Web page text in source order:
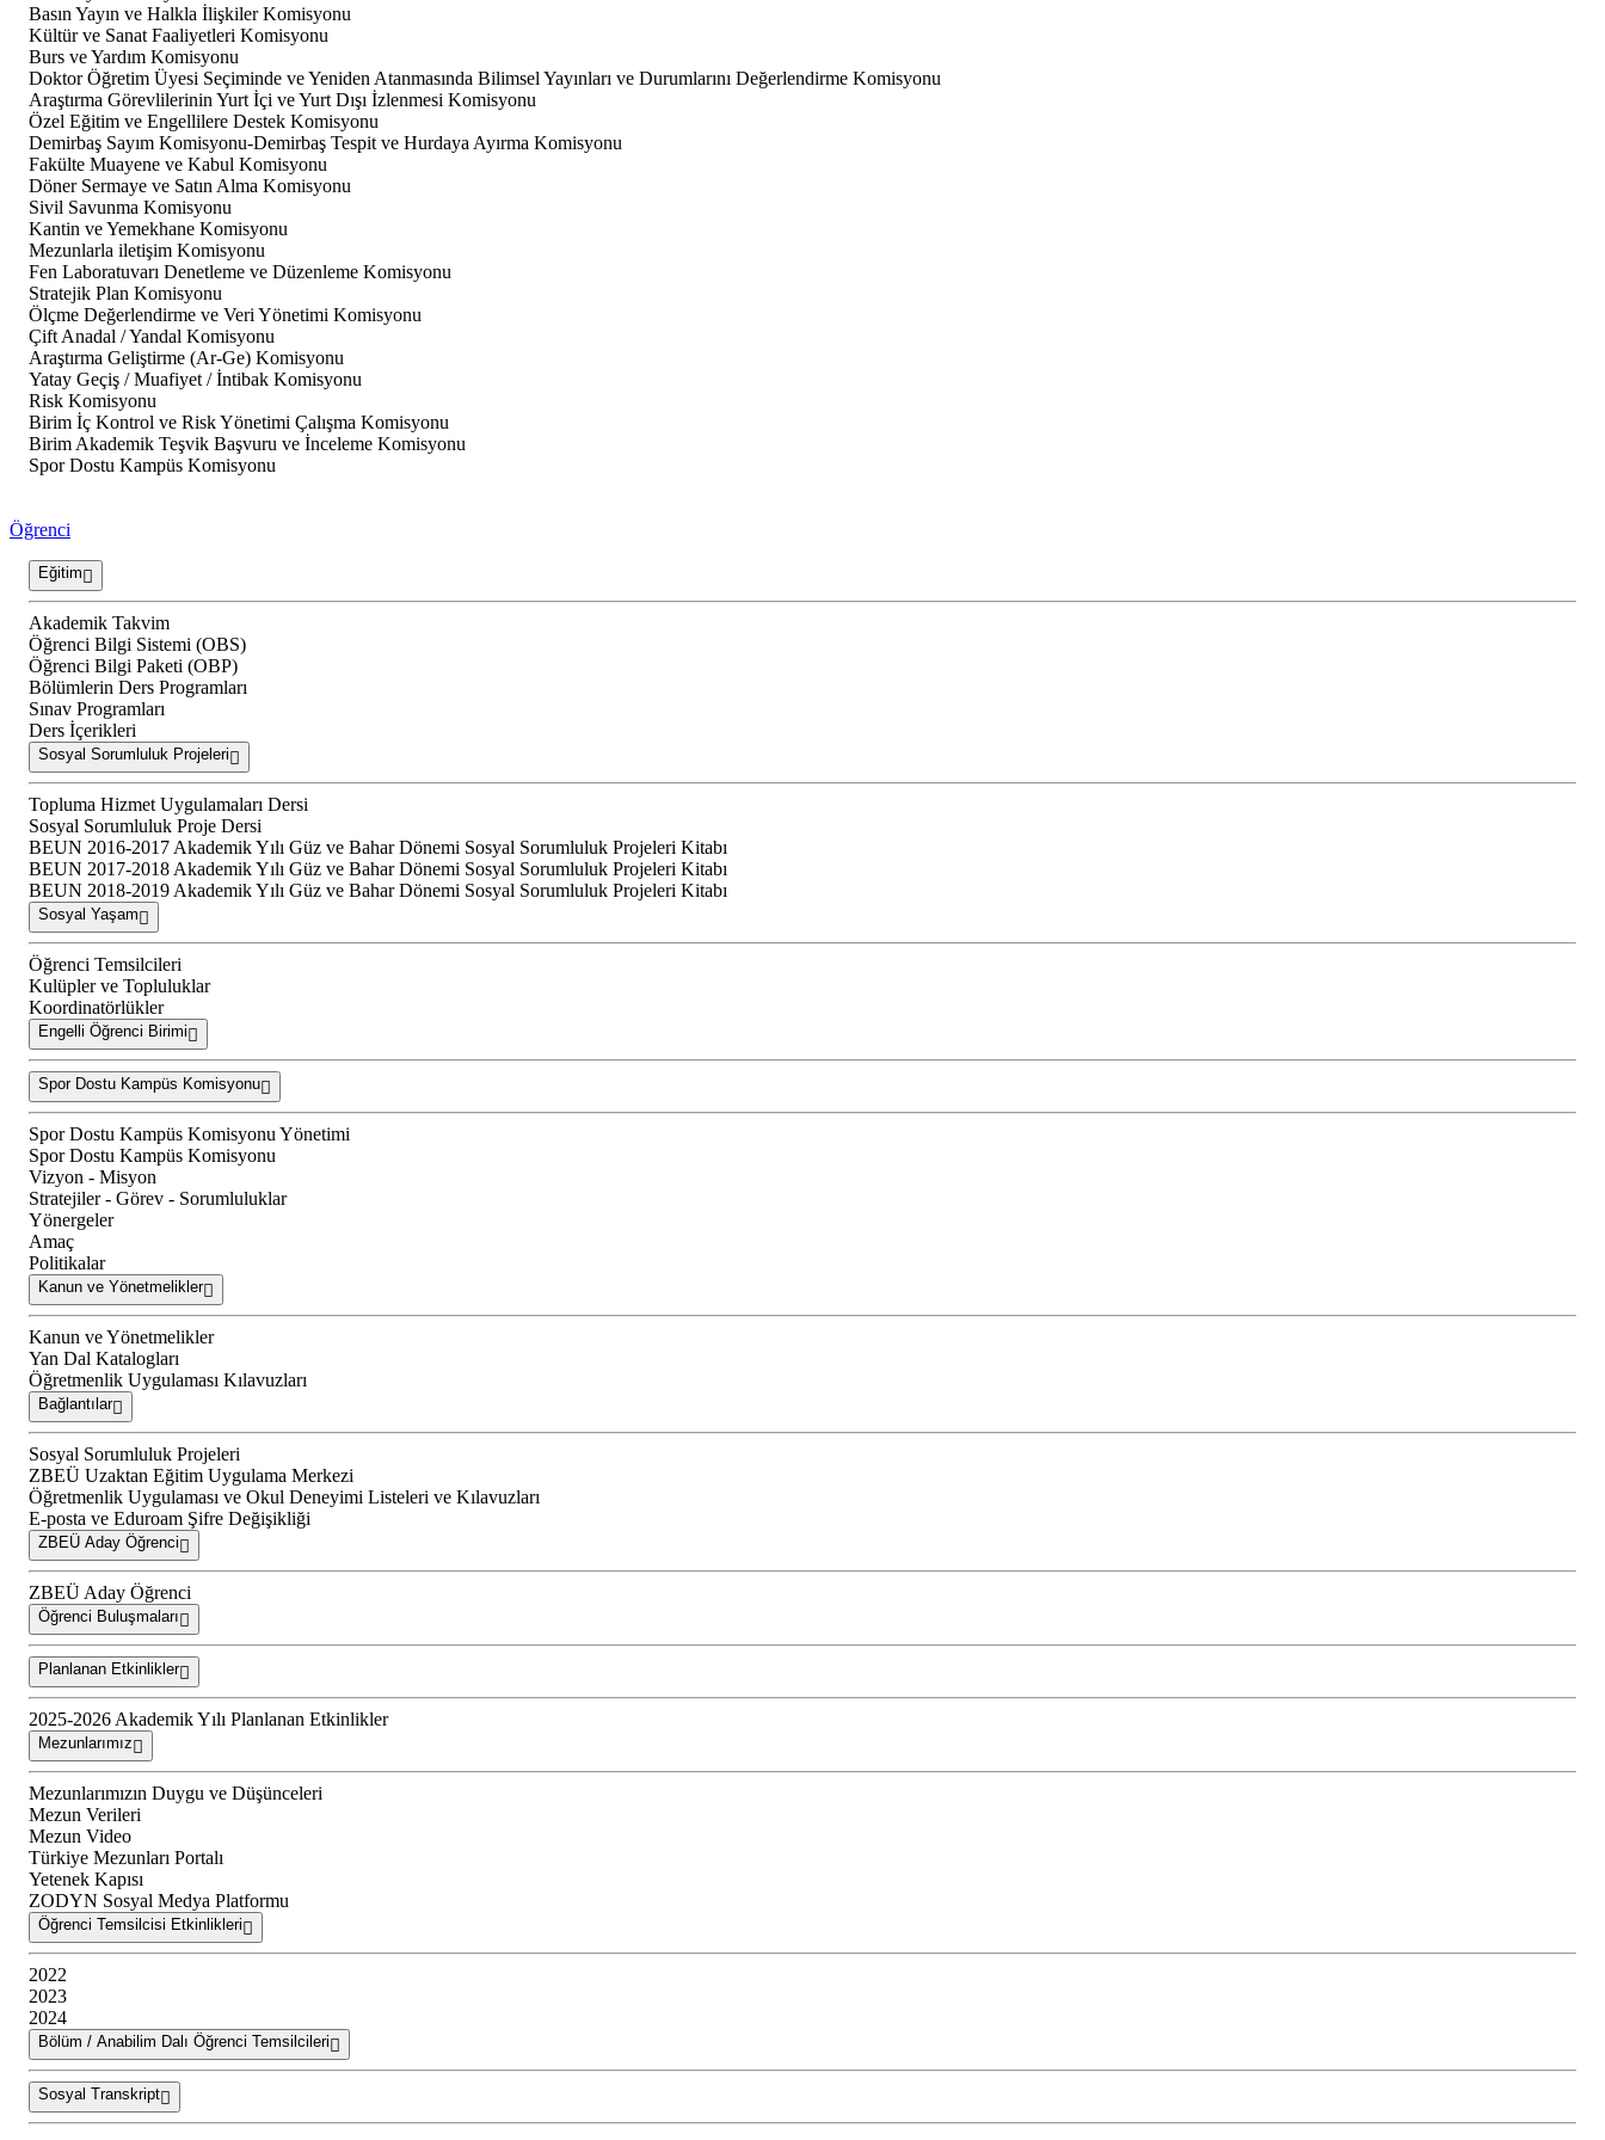
Basın Yayın ve Halkla İlişkiler Komisyonu
Kültür ve Sanat Faaliyetleri Komisyonu
Burs ve Yardım Komisyonu
Doktor Öğretim Üyesi Seçiminde ve Yeniden Atanmasında Bilimsel Yayınları ve Durumlarını Değerlendirme Komisyonu
Araştırma Görevlilerinin Yurt İçi ve Yurt Dışı İzlenmesi Komisyonu
Özel Eğitim ve Engellilere Destek Komisyonu
Demirbaş Sayım Komisyonu-Demirbaş Tespit ve Hurdaya Ayırma Komisyonu
Fakülte Muayene ve Kabul Komisyonu
Döner Sermaye ve Satın Alma Komisyonu
Sivil Savunma Komisyonu
Kantin ve Yemekhane Komisyonu
Mezunlarla iletişim Komisyonu
Fen Laboratuvarı Denetleme ve Düzenleme Komisyonu
Stratejik Plan Komisyonu
Ölçme Değerlendirme ve Veri Yönetimi Komisyonu
Çift Anadal / Yandal Komisyonu
Araştırma Geliştirme (Ar-Ge) Komisyonu
Yatay Geçiş / Muafiyet / İntibak Komisyonu
Risk Komisyonu
Birim İç Kontrol ve Risk Yönetimi Çalışma Komisyonu
Birim Akademik Teşvik Başvuru ve İnceleme Komisyonu
Spor Dostu Kampüs Komisyonu
Öğrenci
Eğitim
Akademik Takvim
Öğrenci Bilgi Sistemi (OBS)
Öğrenci Bilgi Paketi (OBP)
Bölümlerin Ders Programları
Sınav Programları
Ders İçerikleri
Sosyal Sorumluluk Projeleri
Topluma Hizmet Uygulamaları Dersi
Sosyal Sorumluluk Proje Dersi
BEUN 2016-2017 Akademik Yılı Güz ve Bahar Dönemi Sosyal Sorumluluk Projeleri Kitabı
BEUN 2017-2018 Akademik Yılı Güz ve Bahar Dönemi Sosyal Sorumluluk Projeleri Kitabı
BEUN 2018-2019 Akademik Yılı Güz ve Bahar Dönemi Sosyal Sorumluluk Projeleri Kitabı
Sosyal Yaşam
Öğrenci Temsilcileri
Kulüpler ve Topluluklar
Koordinatörlükler
Engelli Öğrenci Birimi
Spor Dostu Kampüs Komisyonu
Spor Dostu Kampüs Komisyonu Yönetimi
Spor Dostu Kampüs Komisyonu
Vizyon - Misyon
Stratejiler - Görev - Sorumluluklar
Yönergeler
Amaç
Politikalar
Kanun ve Yönetmelikler
Kanun ve Yönetmelikler
Yan Dal Katalogları
Öğretmenlik Uygulaması Kılavuzları
Bağlantılar
Sosyal Sorumluluk Projeleri
ZBEÜ Uzaktan Eğitim Uygulama Merkezi
Öğretmenlik Uygulaması ve Okul Deneyimi Listeleri ve Kılavuzları
E-posta ve Eduroam Şifre Değişikliği
ZBEÜ Aday Öğrenci
ZBEÜ Aday Öğrenci
Öğrenci Buluşmaları
Planlanan Etkinlikler
2025-2026 Akademik Yılı Planlanan Etkinlikler
Mezunlarımız
Mezunlarımızın Duygu ve Düşünceleri
Mezun Verileri
Mezun Video
Türkiye Mezunları Portalı
Yetenek Kapısı
ZODYN Sosyal Medya Platformu
Öğrenci Temsilcisi Etkinlikleri
2022
2023
2024
Bölüm / Anabilim Dalı Öğrenci Temsilcileri
Sosyal Transkript